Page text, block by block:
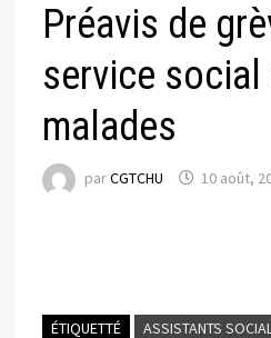
Préavis de
service social
malades
parCGTCHU 10 août,
ÉTIQUETTÉ ASSISTANTS